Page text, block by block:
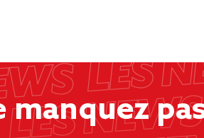
manquez